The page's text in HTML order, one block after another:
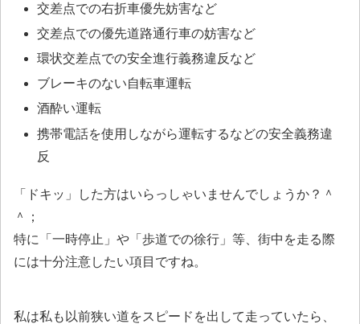
交差点での右折車優先妨害など
交差点での優先道路通行車の妨害など
環状交差点での安全進行義務違反など
ブレーキのない自転車運転
酒酔い運転
携帯電話を使用しながら運転するなどの安全義務違
反
「ドキッ」した方はいらっしゃいませんでしょうか？＾
＾；
特に「一時停止」や「歩道での徐行」等、街中を走る際
には十分注意したい項目ですね。
私は私も以前狭い道をスピードを出して走っていたら、